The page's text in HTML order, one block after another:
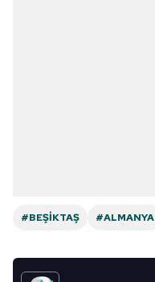
#BEŞIKTAŞ #ALMANYA